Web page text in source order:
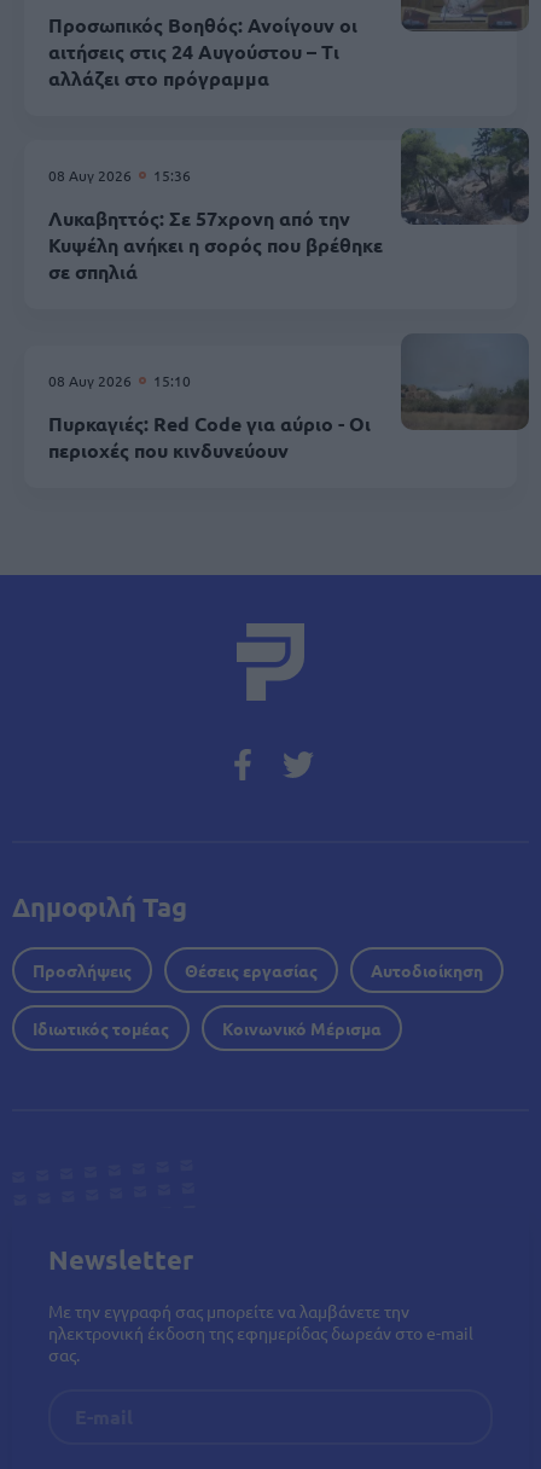
Προσωπικός Βοηθός: Ανοίγουν οι
αιτήσεις στις 24 Αυγούστου – Τι
αλλάζει στο πρόγραμμα
08 Αυγ 2026 15:36
Λυκαβηττός: Σε 57χρονη από την
Κυψέλη ανήκει η σορός που βρέθηκε
σε σπηλιά
08 Αυγ 2026 15:10
Πυρκαγιές: Red Code για αύριο - Οι
περιοχές που κινδυνεύουν
Δημοφιλή Tag
Προσλήψεις Θέσεις εργασίας Αυτοδιοίκηση
Ιδιωτικός τομέας Κοινωνικό Μέρισμα
Newsletter
Με την εγγραφή σας μπορείτε να λαμβάνετε την
ηλεκτρονική έκδοση της εφημερίδας δωρεάν στο e-mail
σας.